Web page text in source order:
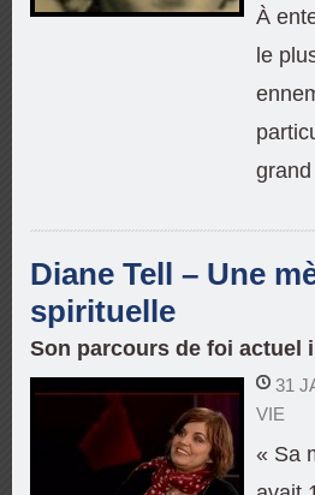
À
le
Diane Tell – Une
spirituelle
Son parcours de foi actuel
31
VIE
« Sa